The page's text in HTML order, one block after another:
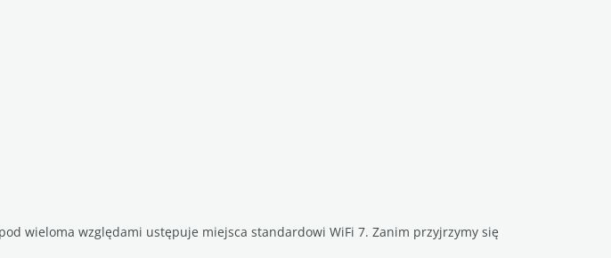
wieloma względami ustępuje miejsca standardowi WiFi 7. Zanim przyjrzymy się